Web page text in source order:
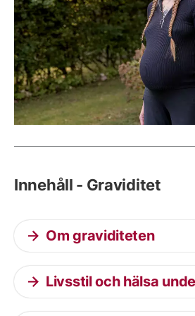
Innehåll - Graviditet
Om graviditeten
Livsstil och hälsa